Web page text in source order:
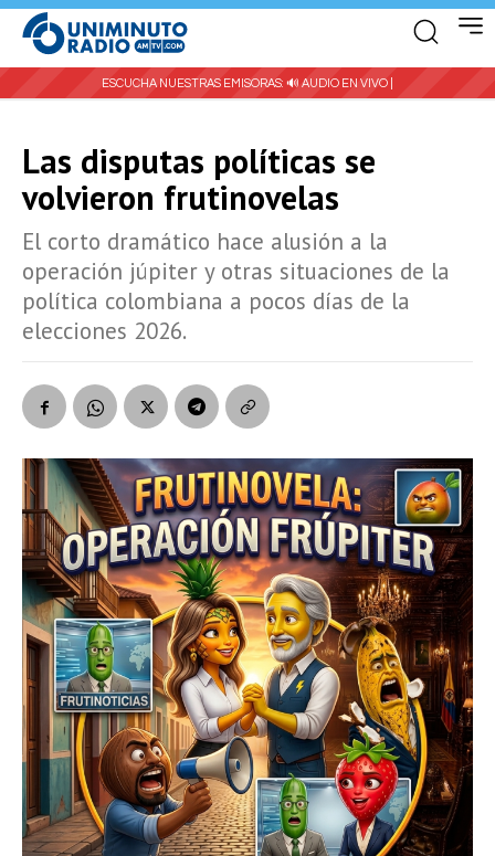
ESCUCHA NUESTRAS EMISORAS: 🔊 AUDIO EN VIVO |
Las disputas políticas se
volvieron frutinovelas
El corto dramático hace alusión a la
operación júpiter y otras situaciones de la
política colombiana a pocos días de la
elecciones 2026.